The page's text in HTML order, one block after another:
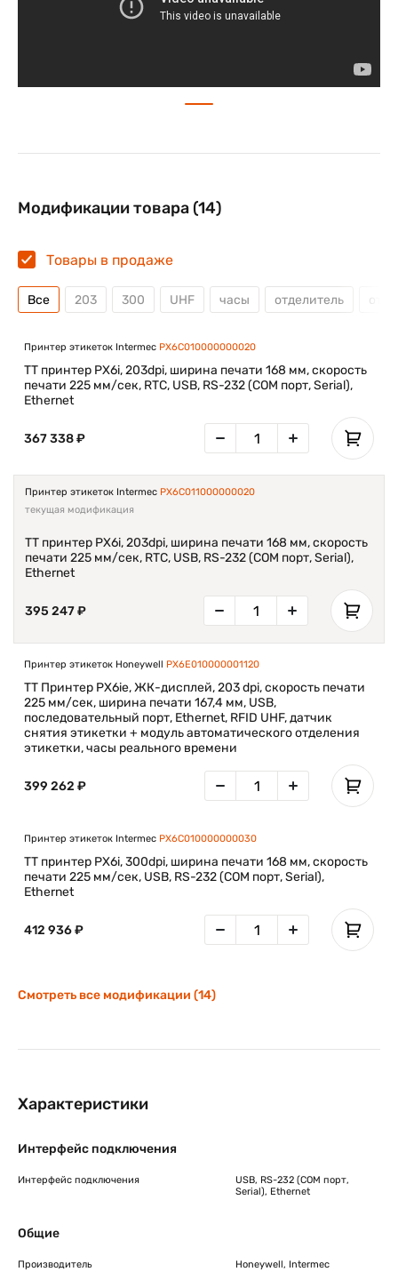
Модификации товара (14)
Товары в продаже
Все 203 300 UHF часы отделитель
Принтер этикеток Intermec PX6C010000000020
TT принтер PX6i, 203dpi, ширина печати 168 мм, скорость
печати 225 мм/сек, RTC, USB, RS-232 (COM порт, Serial),
Ethernet
367 338 ₽
Принтер этикеток Intermec PX6C011000000020
текущая модификация
TT принтер PX6i, 203dpi, ширина печати 168 мм, скорость
печати 225 мм/сек, RTC, USB, RS-232 (COM порт, Serial),
Ethernet
395 247 ₽
Принтер этикеток Honeywell PX6E010000001120
ТT Принтер PX6ie, ЖК-дисплей, 203 dpi, скорость печати
225 мм/сек, ширина печати 167,4 мм, USB,
последовательный порт, Ethernet, RFID UHF, датчик
снятия этикетки + модуль автоматического отделения
этикетки, часы реального времени
399 262 ₽
Принтер этикеток Intermec PX6C010000000030
TT принтер PX6i, 300dpi, ширина печати 168 мм, скорость
печати 225 мм/сек, USB, RS-232 (COM порт, Serial),
Ethernet
412 936 ₽
Смотреть все модификации (14)
Характеристики
Интерфейс подключения
Интерфейс подключения
USB, RS-232 (COM порт,
Serial), Ethernet
Общие
Производитель Honeywell, Intermec